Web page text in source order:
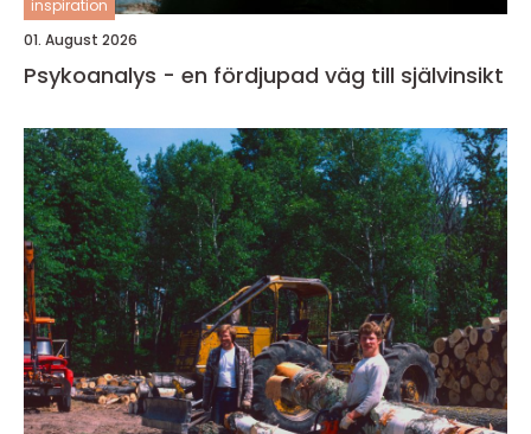
inspiration
01. August 2026
Psykoanalys - en fördjupad väg till självinsikt